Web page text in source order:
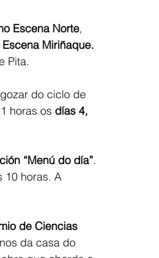
Escena Norte,
Escena Miriñaque.
Pita.
do ciclo de
horas os días 4,
“Menú do día”.
10 horas. A
de Ciencias
da casa do